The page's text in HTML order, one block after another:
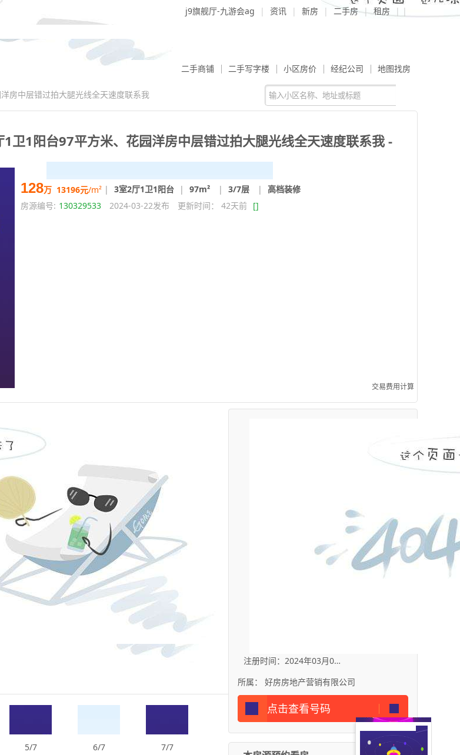
j9旗舰厅-九游会ag | 资讯 | 新房 | 二手房 | 租房 | |
地图找房
经纪公司
小区房价
二手写字楼
二手商铺
房中层错过拍大腿光线全天速度联系我
卫1阳台97平方米、花园洋房中层错过拍大腿光线全天速度联系我 -
128万 13196元/m² | 3室2厅1卫1阳台 | 97m² | 3/7层 |
高档装修
房源编号: 130329533 2024-03-22发布 更新时间： 42天前 []
交易费用计算
5/7 6/7 7/7
注册时间：2024年03月09日
所属： 好房房地产营销有限公司
点击查看号码